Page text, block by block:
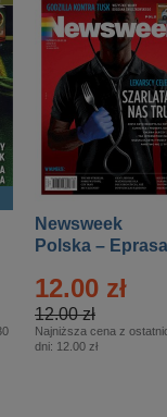
Newsweek
Polska – Eprasa
12.00 zł
12.00 zł
Najniższa cena z
dni: 12.00 zł